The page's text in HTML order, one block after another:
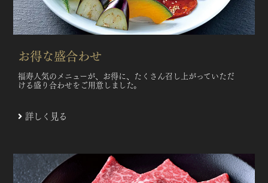
お得な盛合わせ
福寿人気のメニューが、お得に、たくさん召し上がっていただ
ける盛り合わせをご用意しました。
詳しく見る